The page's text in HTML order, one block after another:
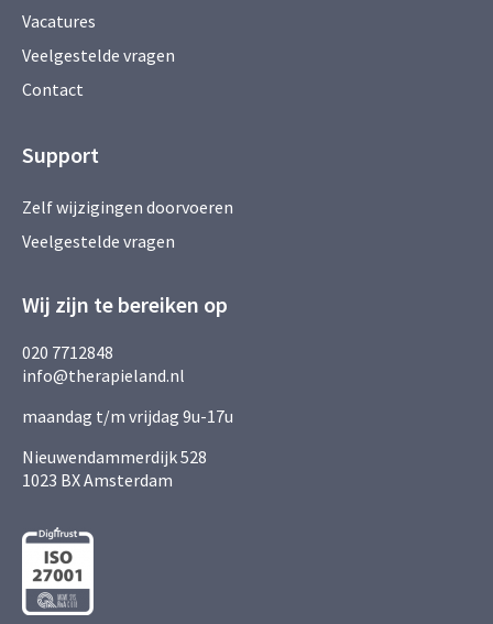
Vacatures
Veelgestelde vragen
Contact
Support
Zelf wijzigingen doorvoeren
Veelgestelde vragen
Wij zijn te bereiken op
020 7712848
info@therapieland.nl
maandag t/m vrijdag 9u-17u
Nieuwendammerdijk 528
1023 BX Amsterdam